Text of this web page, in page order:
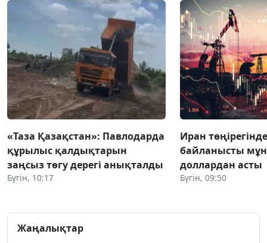
«Таза Қазақстан»: Павлодарда
құрылыс қалдықтарын
заңсыз төгу дерегі анықталды
Бүгін, 10:17
Иран
байланысты
доллардан асты
Бүгін, 09:50
Жаңалықтар